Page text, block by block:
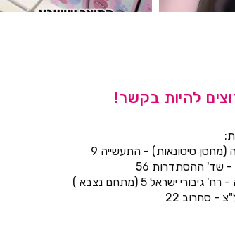
להיות בקשר!
(מחסן סיטונאות) - התעשייה 9
שד' ההסתדרות 56
גיבורי ישראל 5 (מתחם נצבא )
- סחרוב 22